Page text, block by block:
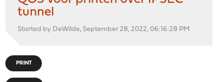
tunnel
Started by DeWilde, September 28, 2022, 06:16:28 PM
PRINT